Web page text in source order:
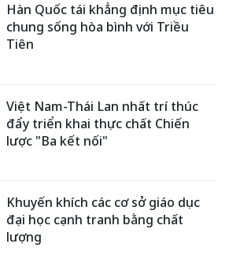
Hàn Quốc tái khẳng định mục tiêu
chung sống hòa bình với Triều
Tiên
Việt Nam-Thái Lan nhất trí thúc
đẩy triển khai thực chất Chiến
lược "Ba kết nối"
Khuyến khích các cơ sở giáo dục
đại học cạnh tranh bằng chất
lượng